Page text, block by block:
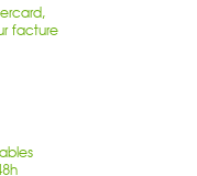
facture